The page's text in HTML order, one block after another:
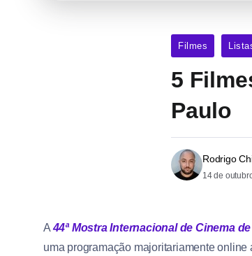
Filmes
5
Paulo
Rodrigo
14 de
A44ª Mostra Internacional de Cinema
uma programação majoritariamente online